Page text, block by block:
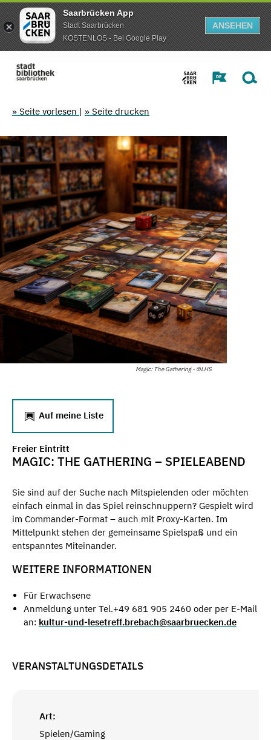
Saarbrücken App
Stadt Saarbrücken
KOSTENLOS - Bei Google Play
ANSEHEN
» Seite vorlesen | » Seite drucken
Magic: The Gathering - ©LHS
Auf meine Liste
Freier Eintritt
MAGIC: THE GATHERING – SPIELEABEND
Sie sind auf der Suche nach Mitspielenden oder möchten
einfach einmal in das Spiel reinschnuppern? Gespielt wird
im Commander-Format – auch mit Proxy-Karten. Im
Mittelpunkt stehen der gemeinsame Spielspaß und ein
entspanntes Miteinander.
WEITERE INFORMATIONEN
Für Erwachsene
Anmeldung unter Tel.+49 681 905 2460 oder per E-Mail
an: kultur-und-lesetreff.brebach@saarbruecken.de
VERANSTALTUNGSDETAILS
Art:
Spielen/Gaming